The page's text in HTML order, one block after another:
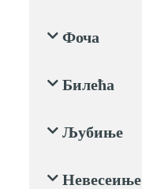
Фоча
Билећа
Љубиње
Невесеиње